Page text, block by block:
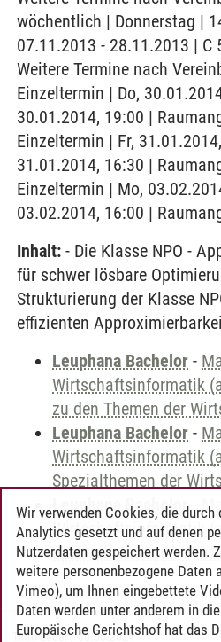
wöchentlich | Donnerstag |
07.11.2013 - 28.11.2013 | C
Weitere Termine nach
Einzeltermin | Do,
30.01.2014, 19:00 |
Einzeltermin | Fr,
31.01.2014, 16:30 |
Einzeltermin | Mo,
03.02.2014, 16:00 |
Inhalt: - Die Klasse NPO -
für schwer lösbare
Strukturierung der Klasse
effizienten
Leuphana Bachelor -
Wirtschaftsinformatik
zu den Themen der
Leuphana Bachelor -
Wirtschaftsinformatik
Spezialthemen der
Leuphana Bachelor-
Wirtschaftsinformatik
Spezialthemen der
Timo Leder/30.06.2024
Wir verwenden Cookies, die
Analytics gesetzt und auf denen
Nutzerdaten gespeichert werden.
weitere personenbezogene Daten
Vimeo), um Ihnen eingebettete
Daten werden unter anderem in
Europäische Gerichtshof hat das